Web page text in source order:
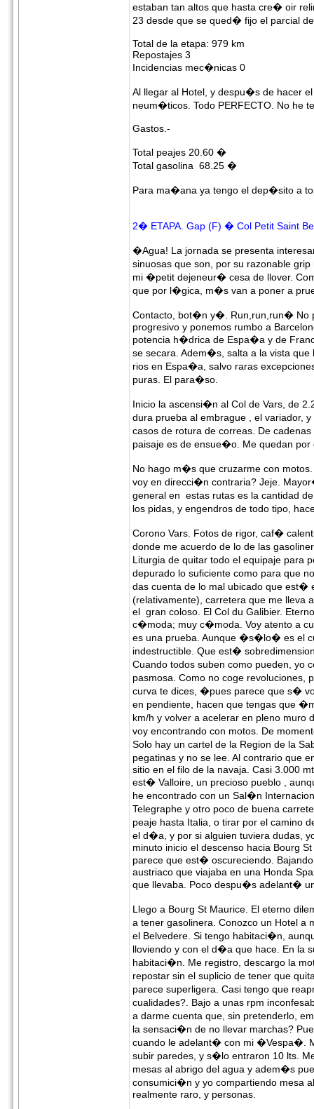
estaban tan altos que hasta cre� oir
23 desde que se qued� fijo el parcial
Total de la etapa: 979 km
Repostajes 3
Incidencias mec�nicas 0
Al llegar al Hotel, y despu�s de hacer
neum�ticos. Todo PERFECTO. No he
Gastos.-
Total peajes 20.60 �
Total gasolina 68.25 �
Para ma�ana ya tengo el dep�sito a
2� ETAPA. Gap (F) � Col Petit Saint
�Agua! La jornada se presenta
sinuosas que son, por su razonable
mi �petit dejeneur� cesa de llover.
que por l�gica, m�s van a poner a
Contacto, bot�n y�. Run,run,run� No
progresivo y ponemos rumbo a
potencia h�drica de Espa�a y de
se secara. Adem�s, salta a la vista
rios en Espa�a, salvo raras
puras. El para�so.
Inicio la ascensi�n al Col de Vars, de
dura prueba al embrague , el variador,
casos de rotura de correas. De
paisaje es de ensue�o. Me quedan
No hago m�s que cruzarme con
voy en direcci�n contraria? Jeje.
general en estas rutas es la cantidad
los pidas, y engendros de todo tipo,
Corono Vars. Fotos de rigor, caf�
donde me acuerdo de lo de las
Liturgia de quitar todo el equipaje para
depurado lo suficiente como para que
das cuenta de lo mal ubicado que
(relativamente), carretera que me lleva
el gran coloso. El Col du Galibier.
c�moda; muy c�moda. Voy atento a
es una prueba. Aunque �s�lo� es el
indestructible. Que est�
Cuando todos suben como pueden, yo
pasmosa. Como no coge revoluciones,
curva te dices, �pues parece que s�
en pendiente, hacen que tengas que
km/h y volver a acelerar en pleno muro
voy encontrando con motos. De
Solo hay un cartel de la Region de la
pegatinas y no se lee. Al contrario que
sitio en el filo de la navaja. Casi 3.000
est� Valloire, un precioso pueblo ,
he encontrado con un Sal�n
Telegraphe y otro poco de buena
peaje hasta Italia, o tirar por el camino
el d�a, y por si alguien tuviera dudas,
minuto inicio el descenso hacia Bourg
parece que est� oscureciendo.
austriaco que viajaba en una Honda
que llevaba. Poco despu�s adelant�
Llego a Bourg St Maurice. El eterno
a tener gasolinera. Conozco un Hotel
el Belvedere. Si tengo habitaci�n,
lloviendo y con el d�a que hace. En la
habitaci�n. Me registro, descargo la
repostar sin el suplicio de tener que
parece superligera. Casi tengo que
cualidades?. Bajo a unas rpm
a darme cuenta que, sin pretenderlo,
la sensaci�n de no llevar marchas?
cuando le adelant� con mi �Vespa�.
subir paredes, y s�lo entraron 10 lts.
mesas al abrigo del agua y adem�s
consumici�n y yo compartiendo mesa
realmente raro, y personas.